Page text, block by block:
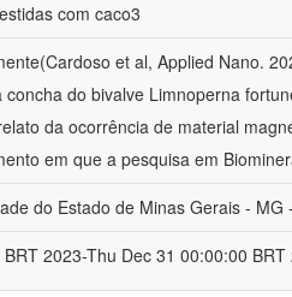
com caco3
et al, Applied Nano.
do bivalve Limnoperna
da ocorrência de material
em que a pesquisa em
do Estado de Minas Gerais - MG
2023-Thu Dec 31 00:00:00 BRT